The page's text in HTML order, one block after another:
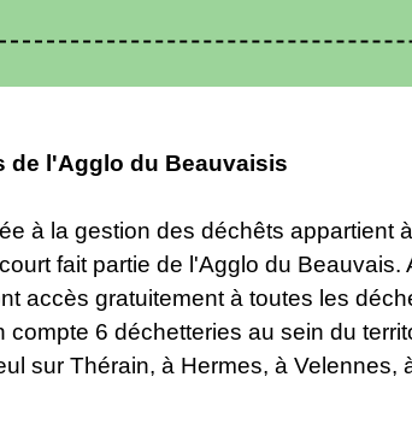
de l'Agglo du Beauvaisis
à la gestion des déchêts appartient
fait partie de l'Agglo du Beauvais.
accès gratuitement à toutes les
compte 6 déchetteries au sein du
sur Thérain, à Hermes, à Velennes,